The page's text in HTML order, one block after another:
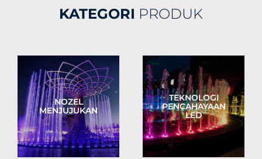
KATEGORI PRODUK
NOZEL
MENJUJUKAN
TEKNOLOGI
PENCAHAYAAN
LED